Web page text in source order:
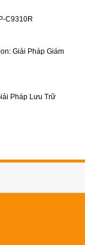
C9310R
Giải Pháp Giám
Pháp Lưu Trữ